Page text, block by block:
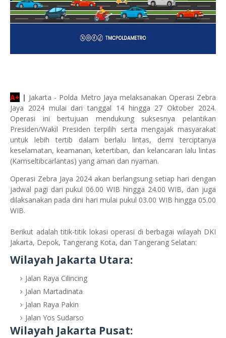
A+ | Jakarta - Polda Metro Jaya melaksanakan Operasi Zebra
Jaya 2024 mulai dari tanggal 14 hingga 27 Oktober 2024.
Operasi ini bertujuan mendukung suksesnya pelantikan
Presiden/Wakil Presiden terpilih serta mengajak masyarakat
untuk lebih tertib dalam berlalu lintas, demi terciptanya
keselamatan, keamanan, ketertiban, dan kelancaran lalu lintas
(Kamseltibcarlantas) yang aman dan nyaman.
Operasi Zebra Jaya 2024 akan berlangsung setiap hari dengan
jadwal pagi dari pukul 06.00 WIB hingga 24.00 WIB, dan juga
dilaksanakan pada dini hari mulai pukul 03.00 WIB hingga 05.00
WIB.
Berikut adalah titik-titik lokasi operasi di berbagai wilayah DKI
Jakarta, Depok, Tangerang Kota, dan Tangerang Selatan:
Wilayah Jakarta Utara:
Jalan Raya Cilincing
Jalan Martadinata
Jalan Raya Pakin
Jalan Yos Sudarso
Wilayah Jakarta Pusat: